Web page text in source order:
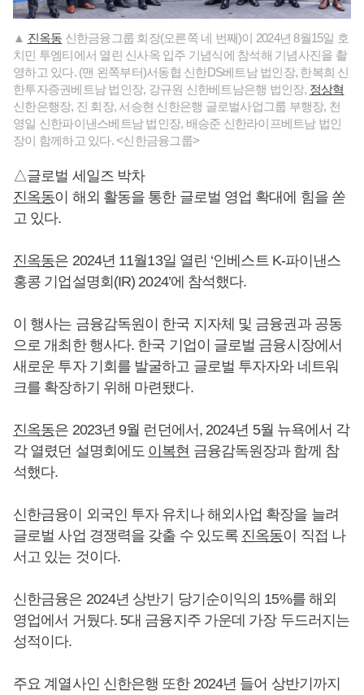
▲ 진옥동 신한금융그룹 회장(오른쪽 네 번째)이 2024년 8월15일 호
치민 투엠티에서 열린 신사옥 입주 기념식에 참석해 기념사진을 촬
영하고 있다. (맨 왼쪽부터)서동협 신한DS베트남 법인장, 한복희 신
한투자증권베트남 법인장, 강규원 신한베트남은행 법인장, 정상혁
신한은행장, 진 회장, 서승현 신한은행 글로벌사업그룹 부행장, 천
영일 신한파이낸스베트남 법인장, 배승준 신한라이프베트남 법인
장이 함께하고 있다. <신한금융그룹>
△글로벌 세일즈 박차
진옥동이 해외 활동을 통한 글로벌 영업 확대에 힘을 쏟
고 있다.
진옥동은 2024년 11월13일 열린 ‘인베스트 K-파이낸스
홍콩 기업설명회(IR) 2024’에 참석했다.
이 행사는 금융감독원이 한국 지자체 및 금융권과 공동
으로 개최한 행사다. 한국 기업이 글로벌 금융시장에서
새로운 투자 기회를 발굴하고 글로벌 투자자와 네트워
크를 확장하기 위해 마련됐다.
진옥동은 2023년 9월 런던에서, 2024년 5월 뉴욕에서 각
각 열렸던 설명회에도 이복현 금융감독원장과 함께 참
석했다.
신한금융이 외국인 투자 유치나 해외사업 확장을 늘려
글로벌 사업 경쟁력을 갖출 수 있도록 진옥동이 직접 나
서고 있는 것이다.
신한금융은 2024년 상반기 당기순이익의 15%를 해외
영업에서 거뒀다. 5대 금융지주 가운데 가장 두드러지는
성적이다.
주요 계열사인 신한은행 또한 2024년 들어 상반기까지